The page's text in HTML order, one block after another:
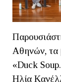
Αθηνών, τα
«Duck
Ηλία